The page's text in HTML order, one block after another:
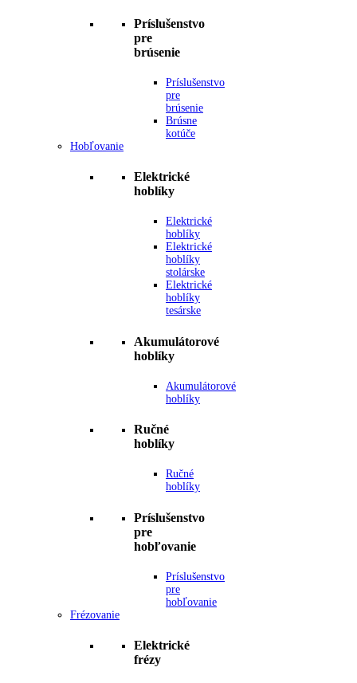
Príslušenstvo
pre
brúsenie
Príslušenstvo
pre
brúsenie
Brúsne
kotúče
Hobľovanie
Elektrické
hoblíky
Elektrické
hoblíky
Elektrické
hoblíky
stolárske
Elektrické
hoblíky
tesárske
Akumulátorové
hoblíky
Akumulátorové
hoblíky
Ručné
hoblíky
Ručné
hoblíky
Príslušenstvo
pre
hobľovanie
Príslušenstvo
pre
hobľovanie
Frézovanie
Elektrické
frézy